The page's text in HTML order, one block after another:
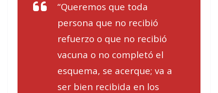
“Queremos que toda
persona que no recibió
refuerzo o que no recibió
vacuna o no completó el
esquema, se acerque; va a
ser bien recibida en los